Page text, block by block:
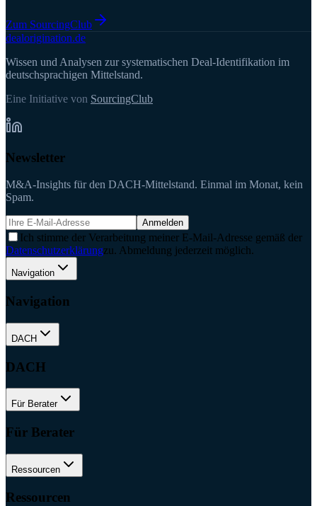
Zum SourcingClub
dealorigination.de
Wissen und Analysen zur systematischen Deal-Identifikation im
deutschsprachigen Mittelstand.
Eine Initiative von SourcingClub
Newsletter
M&A-Insights für den DACH-Mittelstand. Einmal im Monat, kein
Spam.
Anmelden
Ich stimme der Verarbeitung meiner E-Mail-Adresse gemäß der
Datenschutzerklärungzu. Abmeldung jederzeit möglich.
Navigation
Navigation
DACH
DACH
Für Berater
Für Berater
Ressourcen
Ressourcen